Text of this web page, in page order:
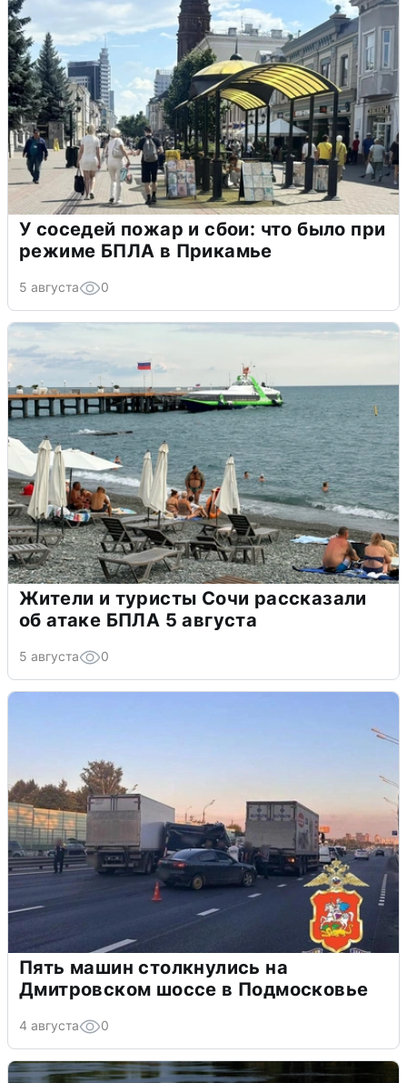
У соседей пожар и сбои: что было при
режиме БПЛА в Прикамье
5 августа 0
Жители и туристы Сочи рассказали
об атаке БПЛА 5 августа
5 августа 0
Пять машин столкнулись на
Дмитровском шоссе в Подмосковье
4 августа 0